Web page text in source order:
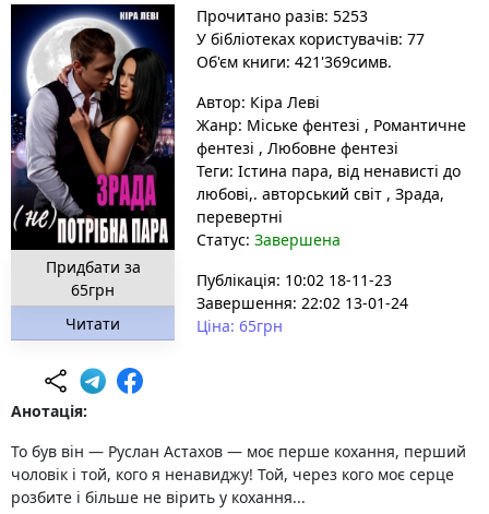
Придбати за
65грн
Читати
Прочитано разів: 5253
У бібліотеках користувачів: 77
Об'єм книги: 421'369симв.
Автор: Кіра Леві
Жанр: Міське фентезі , Романтичне
фентезі , Любовне фентезі
Теги: Істина пара, від ненависті до
любові,. авторський світ , Зрада,
перевертні
Статус: Завершена
Публікація: 10:02 18-11-23
Завершення: 22:02 13-01-24
Ціна: 65грн
Анотація:
То був він — Руслан Астахов — моє перше кохання, перший
чоловік і той, кого я ненавиджу! Той, через кого моє серце
розбите і більше не вірить у кохання...